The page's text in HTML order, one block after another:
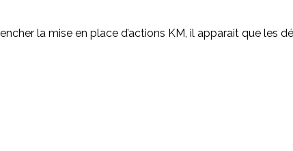
la mise en place d’actions KM, il apparait que les